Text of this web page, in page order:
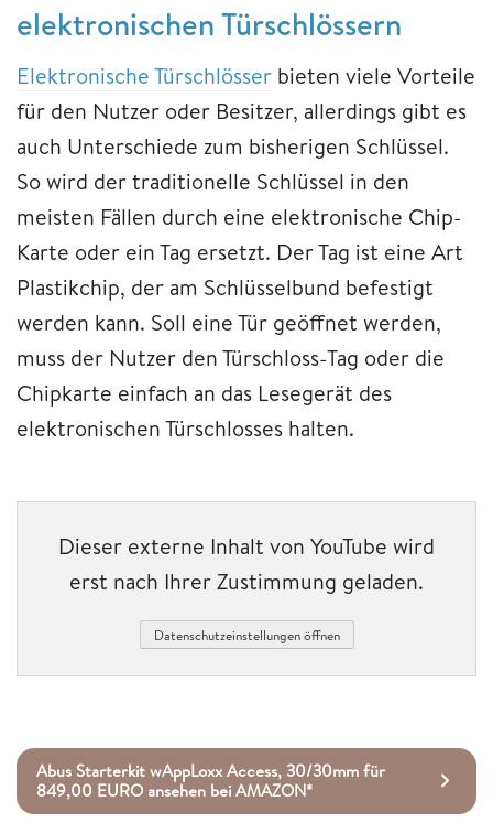
elektronischen Türschlössern
Elektronische Türschlösser bieten viele Vorteile
für den Nutzer oder Besitzer, allerdings gibt es
auch Unterschiede zum bisherigen Schlüssel.
So wird der traditionelle Schlüssel in den
meisten Fällen durch eine elektronische Chip-
Karte oder ein Tag ersetzt. Der Tag ist eine Art
Plastikchip, der am Schlüsselbund befestigt
werden kann. Soll eine Tür geöffnet werden,
muss der Nutzer den Türschloss-Tag oder die
Chipkarte einfach an das Lesegerät des
elektronischen Türschlosses halten.
Dieser externe Inhalt von YouTube wird
erst nach Ihrer Zustimmung geladen.
Datenschutzeinstellungen öffnen
Abus Starterkit wAppLoxx Access, 30/30mm für
849,00 EURO ansehen bei AMAZON*